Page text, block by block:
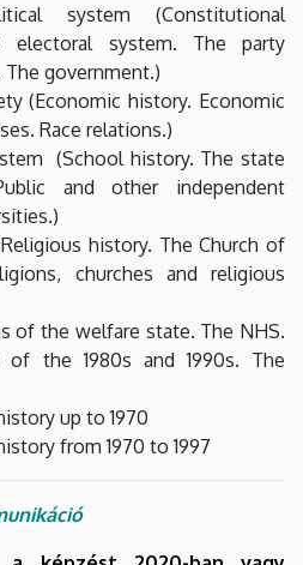
system (Constitutional
electoral system. The party
government.)
(Economic history. Economic
Race relations.)
(School history. The state
and other independent
history. The Church of
churches and religious
of the welfare state. The NHS.
of the 1980s and 1990s. The
up to 1970
from 1970 to 1997